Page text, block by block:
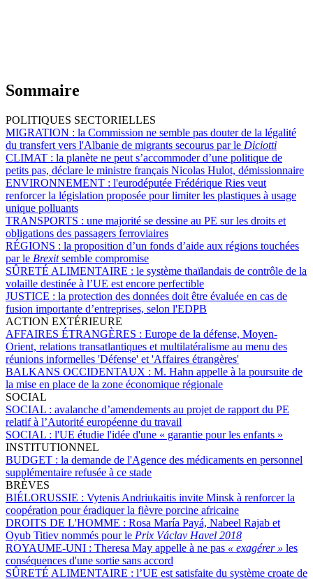
Sommaire
POLITIQUES SECTORIELLES
MIGRATION : la Commission ne semble pas douter de la légalité
du transfert vers l'Albanie de migrants secourus par le Diciotti
CLIMAT : la planète ne peut s’accommoder d’une politique de
petits pas, déclare le ministre français Nicolas Hulot, démissionnaire
ENVIRONNEMENT : l'eurodéputée Frédérique Ries veut
renforcer la législation proposée pour limiter les plastiques à usage
unique polluants
TRANSPORTS : une majorité se dessine au PE sur les droits et
obligations des passagers ferroviaires
RÉGIONS : la proposition d’un fonds d’aide aux régions touchées
par le Brexitsemble compromise
SÛRETÉ ALIMENTAIRE : le système thaïlandais de contrôle de la
volaille destinée à l’UE est encore perfectible
JUSTICE : la protection des données doit être évaluée en cas de
fusion importante d’entreprises, selon l'EDPB
ACTION EXTÉRIEURE
AFFAIRES ÉTRANGÈRES : Europe de la défense, Moyen-
Orient, relations transatlantiques et multilatéralisme au menu des
réunions informelles 'Défense' et 'Affaires étrangères'
BALKANS OCCIDENTAUX : M. Hahn appelle à la poursuite de
la mise en place de la zone économique régionale
SOCIAL
SOCIAL : avalanche d’amendements au projet de rapport du PE
relatif à l’Autorité européenne du travail
SOCIAL : l'UE étudie l'idée d'une « garantie pour les enfants »
INSTITUTIONNEL
BUDGET : la demande de l'Agence des médicaments en personnel
supplémentaire refusée à ce stade
BRÈVES
BIÉLORUSSIE : Vytenis Andriukaitis invite Minsk à renforcer la
coopération pour éradiquer la fièvre porcine africaine
DROITS DE L'HOMME : Rosa María Payá, Nabeel Rajab et
Oyub Titiev nommés pour le Prix Václav Havel 2018
ROYAUME-UNI : Theresa May appelle à ne pas « exagérer » les
conséquences d'une sortie sans accord
SÛRETÉ ALIMENTAIRE : l’UE est satisfaite du système croate de